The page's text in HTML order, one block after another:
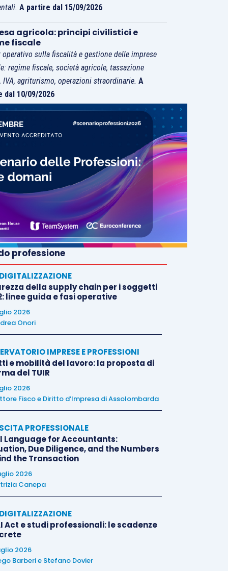
A partire dal 15/09/2026
agricola: principi civilistici e
fiscale
operativo sulla fiscalità e gestione delle imprese
regime fiscale, società agricole, tassazione
IVA, agriturismo, operazioni straordinarie.A
dal 10/09/2026
professione
della supply chain per i soggetti
linee guida e fasi operative
2026
Onori
IMPRESE E PROFESSIONI
e mobilità del lavoro: la proposta di
del TUIR
2026
Fisco e Diritto d’Impresa di Assolombarda
PROFESSIONALE
Language for Accountants:
Due Diligence, and the Numbers
the Transaction
2026
Canepa
Act e studi professionali: le scadenze
2026
Barberie Stefano Dovier